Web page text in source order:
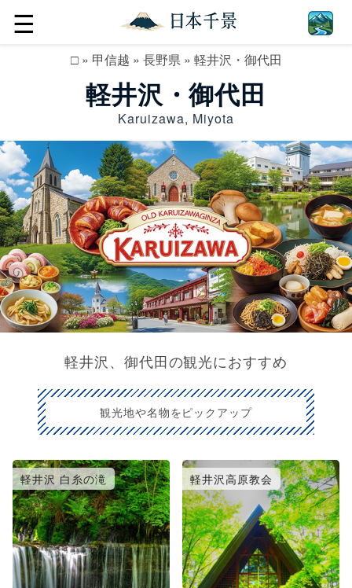
☰
□» 甲信越 » 長野県» 軽井沢・御代田
軽井沢・御代田
Karuizawa, Miyota
軽井沢、御代田の観光におすすめ
観光地や名物をピックアップ
軽井沢 白糸の滝 軽井沢高原教会